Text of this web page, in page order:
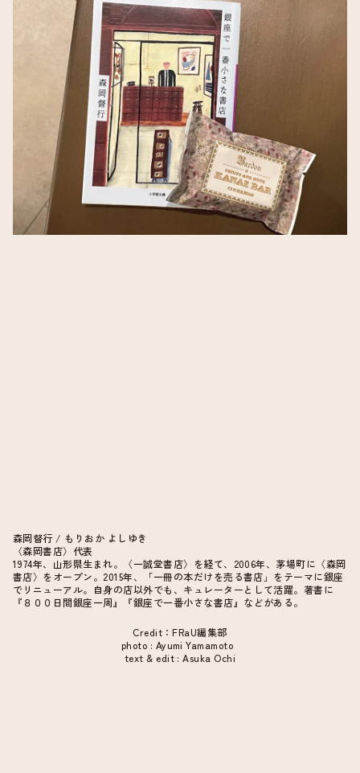
森岡督行 / もりおか よしゆき
〈森岡書店〉代表
1974年、山形県生まれ。〈一誠堂書店〉を経て、2006年、茅場町に〈森岡
書店〉をオープン。2015年、「一冊の本だけを売る書店」をテーマに銀座
でリニューアル。自身の店以外でも、キュレーターとして活躍。著書に
『８００日間銀座一周』『銀座で一番小さな書店』などがある。
Credit：FRaU編集部
photo : Ayumi Yamamoto
text & edit : Asuka Ochi